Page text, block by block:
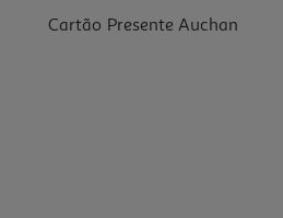
Cartão Presente Auchan